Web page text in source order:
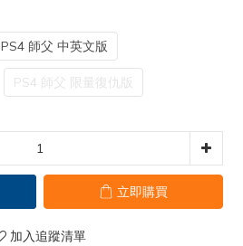
PS4 師父 中英文版
PS4 師父 限量復仇版
立即購買
加入追蹤清單